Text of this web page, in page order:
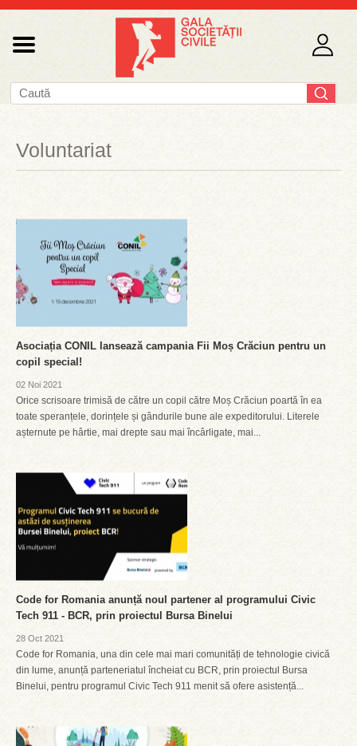
Voluntariat
Asociația CONIL lansează campania Fii Moș Crăciun pentru un
copil special!
02 Noi 2021
Orice scrisoare trimisă de către un copil către Moș Crăciun poartă în ea
toate speranțele, dorințele și gândurile bune ale expeditorului. Literele
așternute pe hârtie, mai drepte sau mai încârligate, mai...
Code for Romania anunță noul partener al programului Civic
Tech 911 - BCR, prin proiectul Bursa Binelui
28 Oct 2021
Code for Romania, una din cele mai mari comunități de tehnologie civică
din lume, anunță parteneriatul încheiat cu BCR, prin proiectul Bursa
Binelui, pentru programul Civic Tech 911 menit să ofere asistență...